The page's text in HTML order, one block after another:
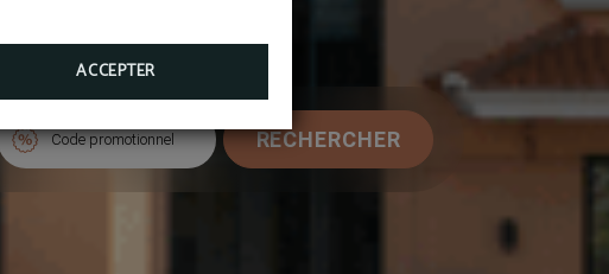
ACCEPTER
 Code promotionnel RECHERCHER